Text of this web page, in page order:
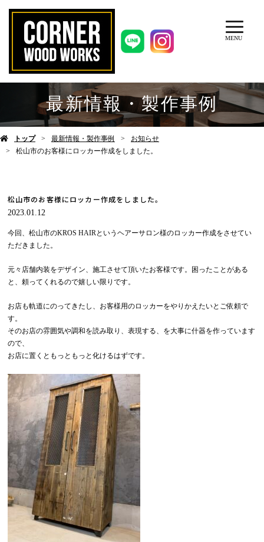
MENU
最新情報・製作事例
トップ 最新情報・製作事例
お知らせ
松山市のお客様にロッカー作成をしました。
松山市のお客様にロッカー作成をしました。
2023.01.12
今回、松山市のKROS HAIRというヘアーサロン様のロッカー作成をさせてい
ただきました。
元々店舗内装をデザイン、施工させて頂いたお客様です。困ったことがある
と、頼ってくれるので嬉しい限りです。
お店も軌道にのってきたし、お客様用のロッカーをやりかえたいとご依頼で
す。
そのお店の雰囲気や調和を読み取り、表現する、を大事に什器を作っています
ので、
お店に置くともっともっと化けるはずです。